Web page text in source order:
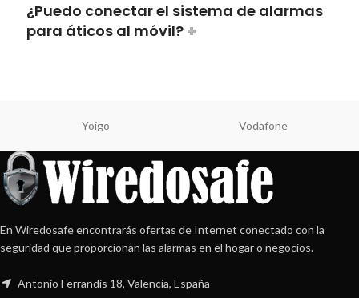
¿Puedo conectar el sistema de alarmas
para áticos al móvil?
Yoigo Vodafone
En Wiredosafe encontrarás ofertas de Internet conectado con la
seguridad que proporcionan las alarmas en el hogar o negocios.
Antonio Ferrandis 18, Valencia, España